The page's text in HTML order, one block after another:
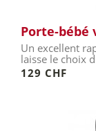
Porte-bébé
Un excellent
laisse le choix
129 CHF